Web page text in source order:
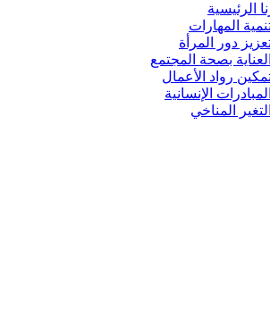
الرئيسية
المهارات
دور المرأة
العناية بصحة المجتمع
رواد الأعمال
المبادرات الإنسانية
التغير المناخي